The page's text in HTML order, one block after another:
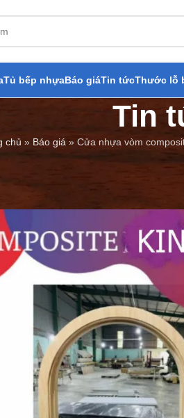
Tủ bếp nhựaBáo giáTin tứcThước lỗ
Tin
chủ » Báo giá » Cửa nhựa vòm
composite là gì?